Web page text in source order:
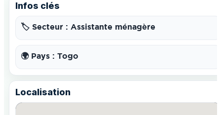
Infos clés
🏷️ Secteur : Assistante ménagère
🌍 Pays : Togo
Localisation